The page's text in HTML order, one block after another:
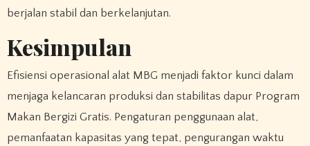
berjalan stabil dan berkelanjutan.
Kesimpulan
Efisiensi operasional alat MBG menjadi faktor kunci dalam
menjaga kelancaran produksi dan stabilitas dapur Program
Makan Bergizi Gratis. Pengaturan penggunaan alat,
pemanfaatan kapasitas yang tepat, pengurangan waktu